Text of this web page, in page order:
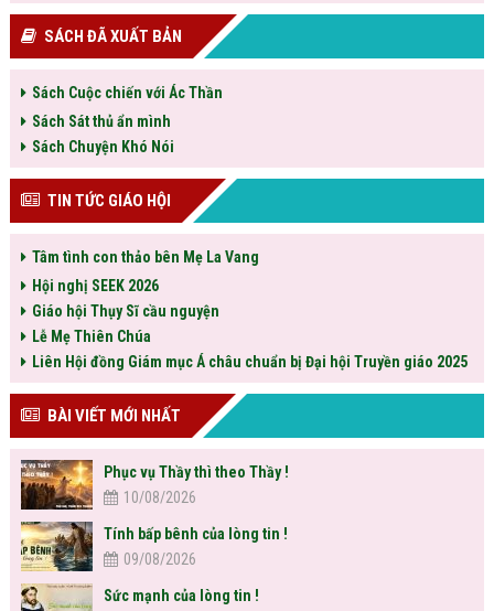
SÁCH ĐÃ XUẤT BẢN
Sách Cuộc chiến với Ác Thần
Sách Sát thủ ẩn mình
Sách Chuyện Khó Nói
TIN TỨC GIÁO HỘI
Tâm tình con thảo bên Mẹ La Vang
Hội nghị SEEK 2026
Giáo hội Thụy Sĩ cầu nguyện
Lễ Mẹ Thiên Chúa
Liên Hội đồng Giám mục Á châu chuẩn bị Đại hội Truyền giáo 2025
BÀI VIẾT MỚI NHẤT
Phục vụ Thầy thì theo Thầy !
10/08/2026
Tính bấp bênh của lòng tin !
09/08/2026
Sức mạnh của lòng tin !